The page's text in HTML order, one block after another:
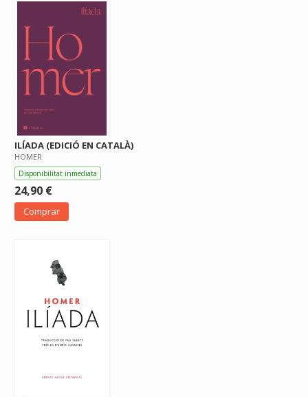
ILÍADA (EDICIÓ EN CATALÀ)
HOMER
Disponibilitat inmediata
24,90 €
Comprar